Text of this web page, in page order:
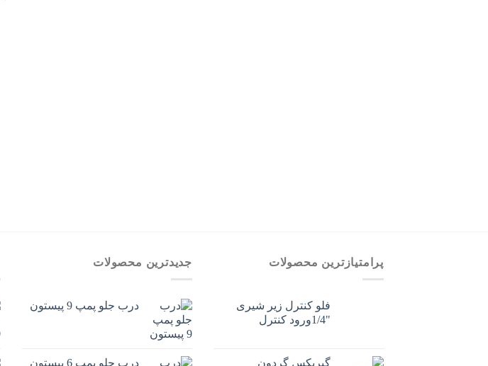
پرامتیازترین محصولات
فلو کنترل زیر شیری
"1/4ورود کنترل
گیربکس گردون
جدیدترین محصولات
درب جلو پمپ 9 پیستون
درب جلو پمپ 6 پیستون